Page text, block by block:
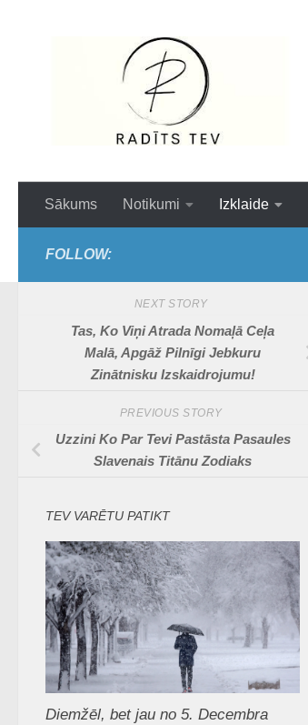
Sākums Notikumi Izklaide
FOLLOW:
NEXT STORY
Tas, Ko Viņi Atrada Nomaļā Ceļa
Malā, Apgāž Pilnīgi Jebkuru
Zinātnisku Izskaidrojumu!
PREVIOUS STORY
Uzzini Ko Par Tevi Pastāsta Pasaules
Slavenais Titānu Zodiaks
TEV VARĒTU PATIKT
Diemžēl, bet jau no 5. Decembra